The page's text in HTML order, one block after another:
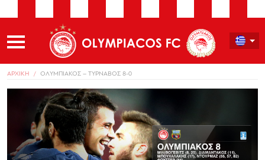
ΑΡΧΙΚΗ ΟΛΥΜΠΙΑΚΟΣ – ΤΥΡΝΑΒΟΣ 8-0